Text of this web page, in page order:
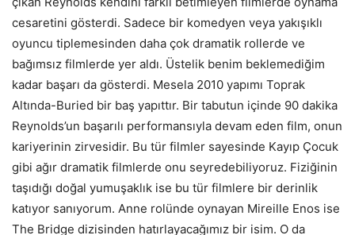
cesaretini gösterdi. Sadece bir komedyen veya yakışıklı
oyuncu tiplemesinden daha çok dramatik rollerde ve
bağımsız filmlerde yer aldı. Üstelik benim beklemediğim
kadar başarı da gösterdi. Mesela 2010 yapımı Toprak
Altında-Buried bir baş yapıttır. Bir tabutun içinde 90 dakika
Reynolds’un başarılı performansıyla devam eden film, onun
kariyerinin zirvesidir. Bu tür filmler sayesinde Kayıp Çocuk
gibi ağır dramatik filmlerde onu seyredebiliyoruz. Fiziğinin
taşıdığı doğal yumuşaklık ise bu tür filmlere bir derinlik
katıyor sanıyorum. Anne rolünde oynayan Mireille Enos ise
The Bridge dizisinden hatırlayacağımız bir isim. O da